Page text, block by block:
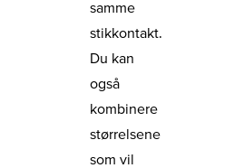
samme
stikkontakt.
Du kan
også
kombinere
størrelsene
som vil